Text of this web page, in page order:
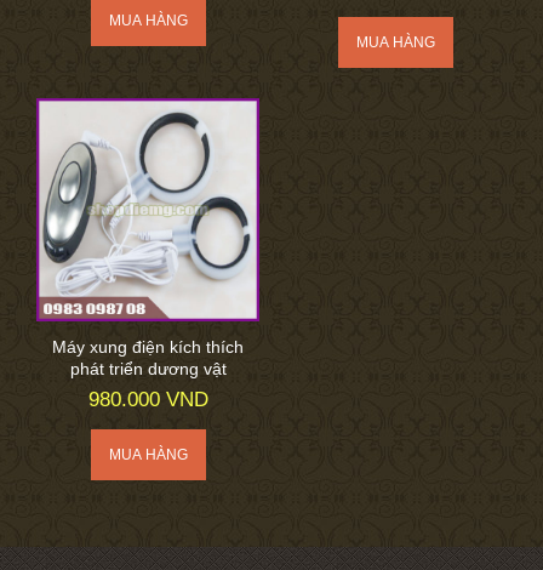
Máy xung điện kích thích
phát triển dương vật
980.000 VND